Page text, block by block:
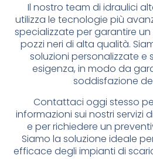
Il nostro team di idraulici
utilizza le tecnologie più
specializzate per garantire
pozzi neri di alta qualità.
soluzioni personalizzate e
esigenza, in modo da
soddisfazione
Contattaci oggi stesso
informazioni sui nostri servizi
e per richiedere un
Siamo la soluzione ideale
efficace degli impianti di